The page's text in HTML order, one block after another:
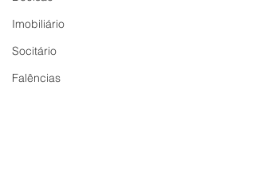
Imobiliário
Socitário
Falências